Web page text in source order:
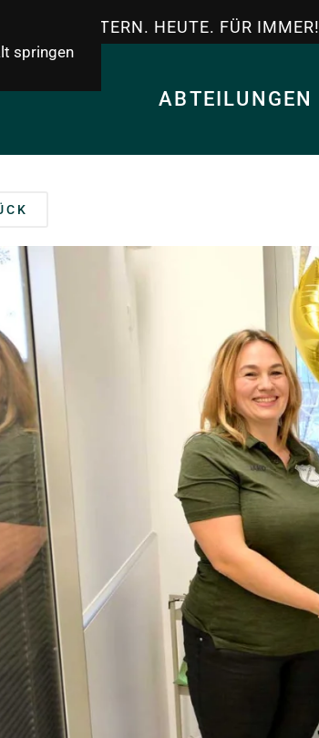
springen
- GESTERN. HEUTE. FÜR IMMER!
ABTEILUNGEN